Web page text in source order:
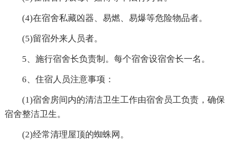
(4)在宿舍私藏凶器、易燃、易爆等危险物品者。
(5)留宿外来人员者。
5、施行宿舍长负责制。每个宿舍设宿舍长一名。
6、住宿人员注意事项：
(1)宿舍房间内的清洁卫生工作由宿舍员工负责，确保
宿舍整洁卫生。
(2)经常清理屋顶的蜘蛛网。